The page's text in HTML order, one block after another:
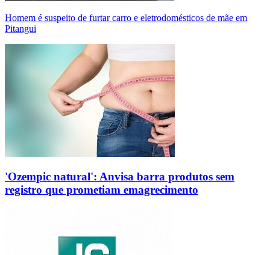
Homem é suspeito de furtar carro e eletrodomésticos de mãe em
Pitangui
'Ozempic natural': Anvisa barra produtos sem
registro que prometiam emagrecimento